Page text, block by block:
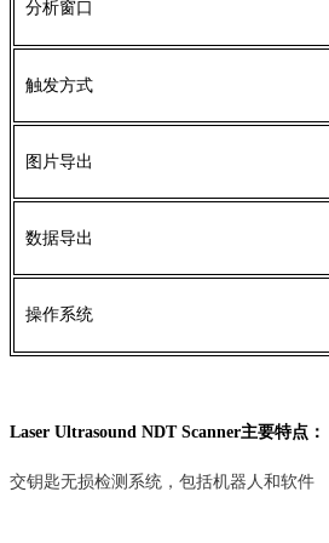
分析窗口
触发方式
图片导出
数据导出
操作系统
Laser Ultrasound NDT Scanner主要特点：
交钥匙无损检测系统，包括机器人和软件